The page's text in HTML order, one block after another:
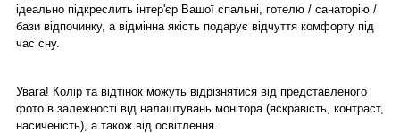
ідеально підкреслить інтер'єр Вашої спальні, готелю / санаторію /
бази відпочинку, а відмінна якість подарує відчуття комфорту під
час сну.
Увага! Колір та відтінок можуть відрізнятися від представленого
фото в залежності від налаштувань монітора (яскравість, контраст,
насиченість), а також від освітлення.